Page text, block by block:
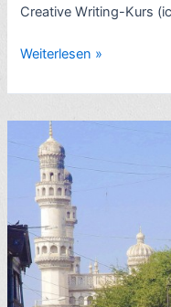
Creative Writing-Kurs
Rezension
Indien-
Roman:
Der
Namensvetter,
von
Jhumpa
Lahiri
(2003)
–
8
Weiterlesen »